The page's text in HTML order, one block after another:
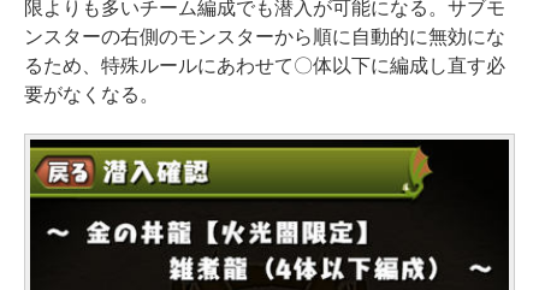
限よりも多いチーム編成でも潜入が可能になる。サブモ
ンスターの右側のモンスターから順に自動的に無効にな
るため、特殊ルールにあわせて〇体以下に編成し直す必
要がなくなる。